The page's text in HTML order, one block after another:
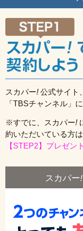
スカパー!公式サイト
「TBSチャンネル」
※すでに、スカパー!
約いただいている方は
【STEP2】プレゼン
スカパー!